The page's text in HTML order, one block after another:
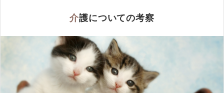
介護についての考察